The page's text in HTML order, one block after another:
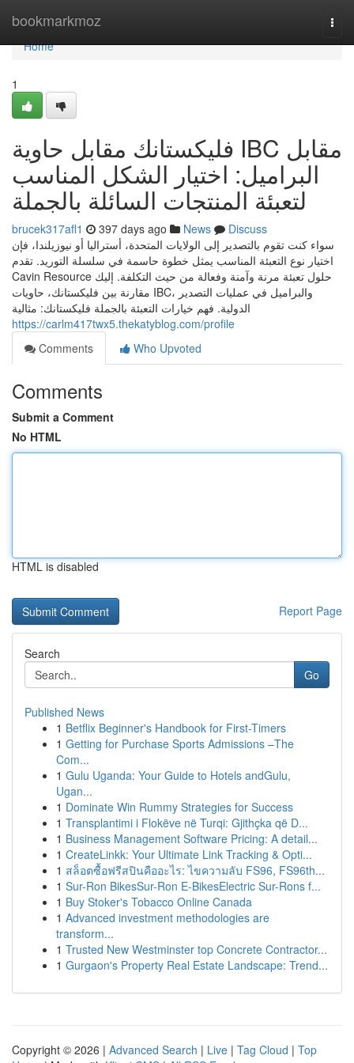
bookmarkmoz
Home
Home
1
فليكستانك مقابل حاوية IBC مقابل
البراميل: اختيار الشكل المناسب
لتعبئة المنتجات السائلة بالجملة
brucek317afl1 397 days ago News
Discuss
سواء كنت تقوم بالتصدير إلى الولايات المتحدة، أستراليا أو نيوزيلندا، فإن
اختيار نوع التعبئة المناسب يمثل خطوة حاسمة في سلسلة التوريد. تقدم
Cavin Resource حلول تعبئة مرنة وآمنة وفعالة من حيث التكلفة. إليك
مقارنة بين فليكستانك، حاويات IBC، والبراميل في عمليات التصدير
الدولية. فهم خيارات التعبئة بالجملة فليكستانك: مثالية
https://carlm417twx5.thekatyblog.com/profile
Comments
Who Upvoted
Comments
Submit a Comment
No HTML
HTML is disabled
Report Page
Search
Go
Published News
1 Betflix Beginner's Handbook for First-Timers
1 Getting for Purchase Sports Admissions –The
Com...
1 Gulu Uganda: Your Guide to Hotels andGulu,
Ugan...
1 Dominate Win Rummy Strategies for Success
1 Transplantimi i Flokëve në Turqi: Gjithçka që D...
1 Business Management Software Pricing: A detail...
1 CreateLinkk: Your Ultimate Link Tracking & Opti...
1 สล็อตซื้อฟรีสปินคืออะไร: ไขความลับ FS96, FS96th...
1 Sur-Ron BikesSur-Ron E-BikesElectric Sur-Rons f...
1 Buy Stoker's Tobacco Online Canada
1 Advanced investment methodologies are
transform...
1 Trusted New Westminster top Concrete Contractor...
1 Gurgaon's Property Real Estate Landscape: Trend...
Copyright © 2026 | Advanced Search | Live | Tag Cloud | Top